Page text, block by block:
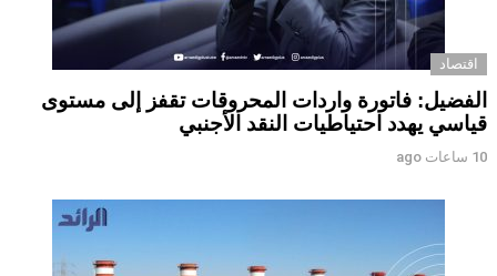
اقتصاد
الفضيل: فاتورة واردات المحروقات تقفز إلى مستوى
قياسي يهدد احتياطيات النقد الأجنبي
10 ساعات ago